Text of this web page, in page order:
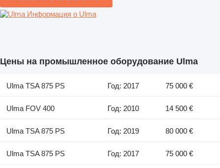
Информация о Ulma
Цены на промышленное оборудование Ulma
Ulma TSA 875 PS Год: 2017 75 000 €
Ulma FOV 400 Год: 2010 14 500 €
Ulma TSA 875 PS Год: 2019 80 000 €
Ulma TSA 875 PS Год: 2017 75 000 €